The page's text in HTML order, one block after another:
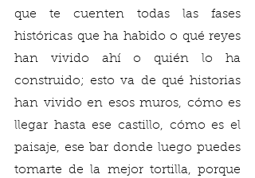
que te cuenten todas las fases
históricas que ha habido o qué reyes
han vivido ahí o quién lo ha
construido; esto va de qué historias
han vivido en esos muros, cómo es
llegar hasta ese castillo, cómo es el
paisaje, ese bar donde luego puedes
tomarte de la mejor tortilla, porque